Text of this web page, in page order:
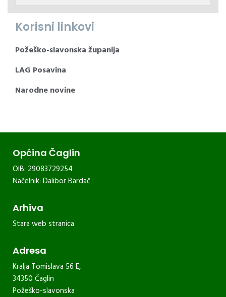
Korisni linkovi
Požeško-slavonska županija
LAG Posavina
Narodne novine
Općina Čaglin
OIB: 29083729254
Načelnik: Dalibor Bardač
Arhiva
Stara web stranica
Adresa
Kralja Tomislava 56 E,
34350 Čaglin
Požeško-slavonska